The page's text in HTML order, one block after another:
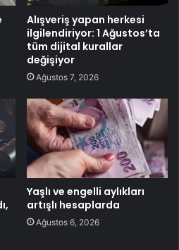
Alışveriş yapan herkesi
ilgilendiriyor: 1 Ağustos’ta
tüm dijital kurallar
değişiyor
Ağustos 7, 2026
Yaşlı ve engelli aylıkları
artışlı hesaplarda
Ağustos 6, 2026